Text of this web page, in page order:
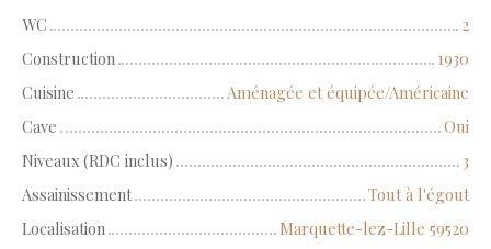
WC
2
Construction
1930
Cuisine
Aménagée et équipée/Américaine
Cave
Oui
Niveaux (RDC inclus)
3
Assainissement
Tout à l'égout
Localisation
Marquette-lez-Lille 59520